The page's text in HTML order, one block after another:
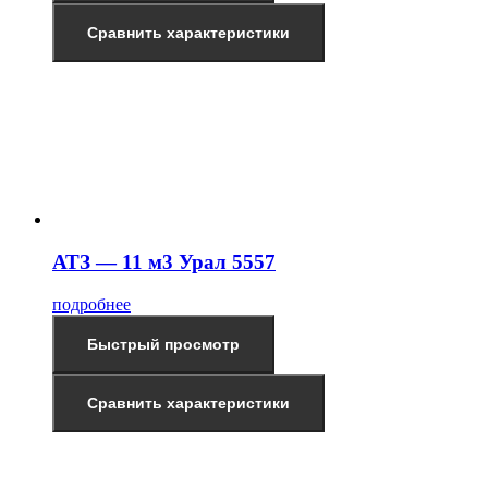
Сравнить характеристики
АТЗ — 11 м3 Урал 5557
подробнее
Быстрый просмотр
Сравнить характеристики